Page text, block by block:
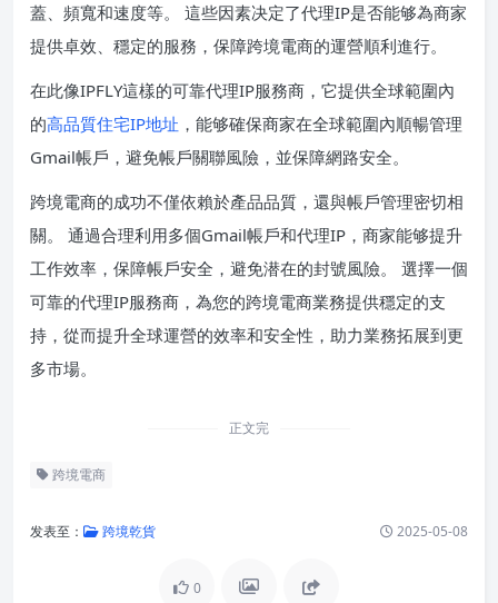
蓋、頻寬和速度等。 這些因素决定了代理IP是否能够為商家
提供卓效、穩定的服務，保障跨境電商的運營順利進行。
在此像IPFLY這樣的可靠代理IP服務商，它提供全球範圍內
的高品質住宅IP地址 ，能够確保商家在全球範圍內順暢管理
Gmail帳戶，避免帳戶關聯風險，並保障網路安全。
跨境電商的成功不僅依賴於產品品質，還與帳戶管理密切相
關。 通過合理利用多個Gmail帳戶和代理IP，商家能够提升
工作效率，保障帳戶安全，避免潜在的封號風險。 選擇一個
可靠的代理IP服務商，為您的跨境電商業務提供穩定的支
持，從而提升全球運營的效率和安全性，助力業務拓展到更
多市場。
正文完
跨境電商
发表至： 跨境乾貨 2025-05-08
0